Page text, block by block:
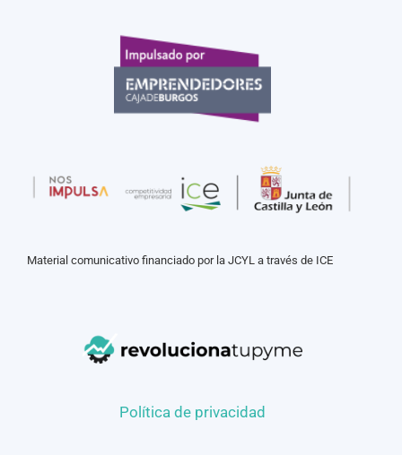
Material comunicativo financiado por la JCYL a través de ICE
Política de privacidad